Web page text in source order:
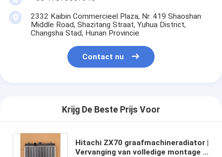
2332 Kaibin Commercieel Plaza, Nr. 419 Shaoshan
Middle Road, Shazitang Straat, Yuhua District,
Changsha Stad, Hunan Provincie
Contact nu
Krijg De Beste Prijs Voor
Hitachi ZX70 graafmachineradiator |
Vervanging van volledige montage |